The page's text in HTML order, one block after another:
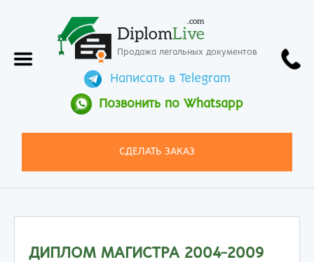
DiplomLive
.com
Продажа легальных документов
Написать в Telegram
Позвонить по Whatsapp
СДЕЛАТЬ ЗАКАЗ
ДИПЛОМ МАГИСТРА 2004-2009